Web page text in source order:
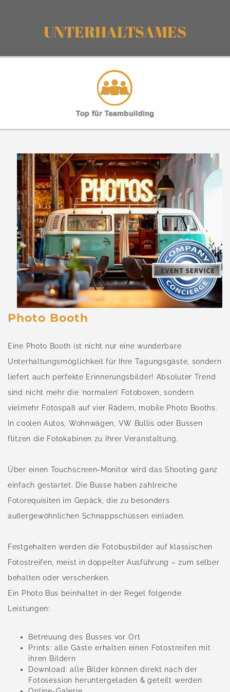
UNTERHALTSAMES
Photo Booth
Eine Photo Booth ist nicht nur eine wunderbare
Unterhaltungsmöglichkeit für Ihre Tagungsgäste, sondern
liefert auch perfekte Erinnerungsbilder! Absoluter Trend
sind nicht mehr die ’normalen’ Fotoboxen, sondern
vielmehr Fotospaß auf vier Rädern, mobile Photo Booths.
In coolen Autos, Wohnwägen, VW Bullis oder Bussen
flitzen die Fotokabinen zu Ihrer Veranstaltung. ​
Über einen Touchscreen-Monitor wird das Shooting ganz
einfach gestartet. Die Busse haben zahlreiche
Fotorequisiten im Gepäck, die zu besonders
außergewöhnlichen Schnappschüssen einladen.​
Festgehalten werden die Fotobusbilder auf klassischen
Fotostreifen, meist in doppelter Ausführung – zum selber
behalten oder verschenken.
Ein Photo Bus beinhaltet in der Regel folgende
Leistungen:​
Betreuung des Busses vor Ort​
Prints: alle Gäste erhalten einen Fotostreifen mit
ihren Bildern ​
Download: alle Bilder können direkt nach der
Fotosession heruntergeladen & geteilt werden​